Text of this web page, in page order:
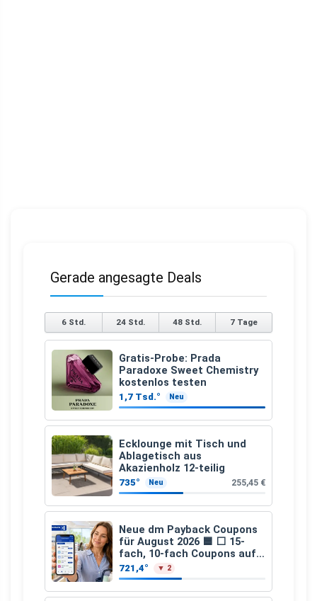
Gerade angesagte Deals
6 Std. 24 Std. 48 Std. 7 Tage
Gratis-Probe: Prada
Paradoxe Sweet Chemistry
kostenlos testen
1,7 Tsd.° Neu
Ecklounge mit Tisch und
Ablagetisch aus
Akazienholz 12-teilig
735° Neu 255,45 €
Neue dm Payback Coupons
für August 2026 🟦 ⬜ 15-
fach, 10-fach Coupons auf
den gesamten Einkauf ab 2
€
721,4° ▼ 2